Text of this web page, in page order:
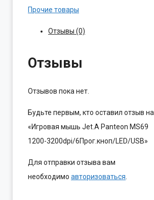
Прочие товары
Отзывы (0)
Отзывы
Отзывов пока нет.
Будьте первым, кто оставил отзыв на
«Игровая мышь Jet.A Panteon MS69
1200-3200dpi/6Прог.кноп/LED/USB»
Для отправки отзыва вам
необходимо авторизоваться